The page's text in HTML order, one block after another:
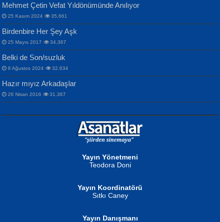
MAHMUT GÜRBÜZ
İbrahim Olmak ve Bitirebilmek...
NURAN KÖSE BAYDAR
Songül Özel
Mahzen...
Ben Deniz Değilim ki...
NAZIM HİKMET RAN
Bir Cezaevinde, Tecritteki Adamın
Mektupları...
Mehmet Çetin Vefat Yıldönümünde Anılıyor
25 Kasım 2024 35,661
Birdenbire Her Şey Aşk
25 Mayıs 2017 34,367
Belki de Son/suzluk
8 Ağustos 2024 32,634
Hazır mıyız Arkadaşlar
26 Nisan 2016 31,367
Yayın Yönetmeni
Teodora Doni
Yayın Koordinatörü
Sıtkı Caney
Yayın Danışmanı